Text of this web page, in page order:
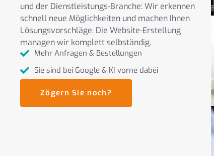
und der Dienstleistungs-Branche: Wir erkennen
schnell neue Möglichkeiten und machen Ihnen
Lösungsvorschläge. Die Website-Erstellung
managen wir komplett selbständig.
Mehr Anfragen & Bestellungen
Sie sind bei Google & KI vorne dabei
Zögern Sie noch?